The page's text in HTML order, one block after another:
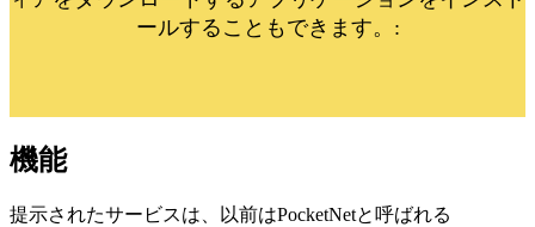
ールすることもできます。:
機能
提示されたサービスは、以前はPocketNetと呼ばれる